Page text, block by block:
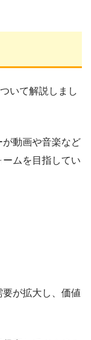
いて解説しまし
動画や音楽など
ムを目指してい
要が拡大し、価値